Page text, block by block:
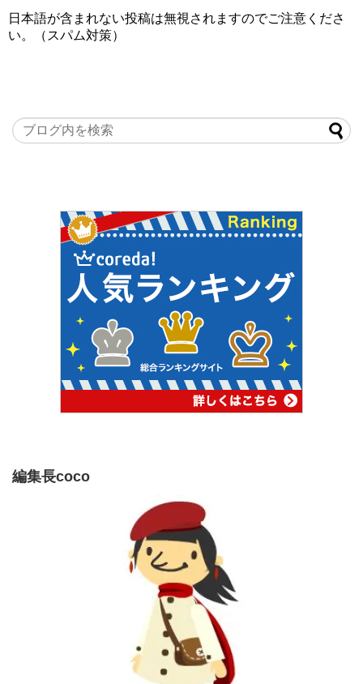
日本語が含まれない投稿は無視されますのでご注意くださ
い。（スパム対策）
編集長coco